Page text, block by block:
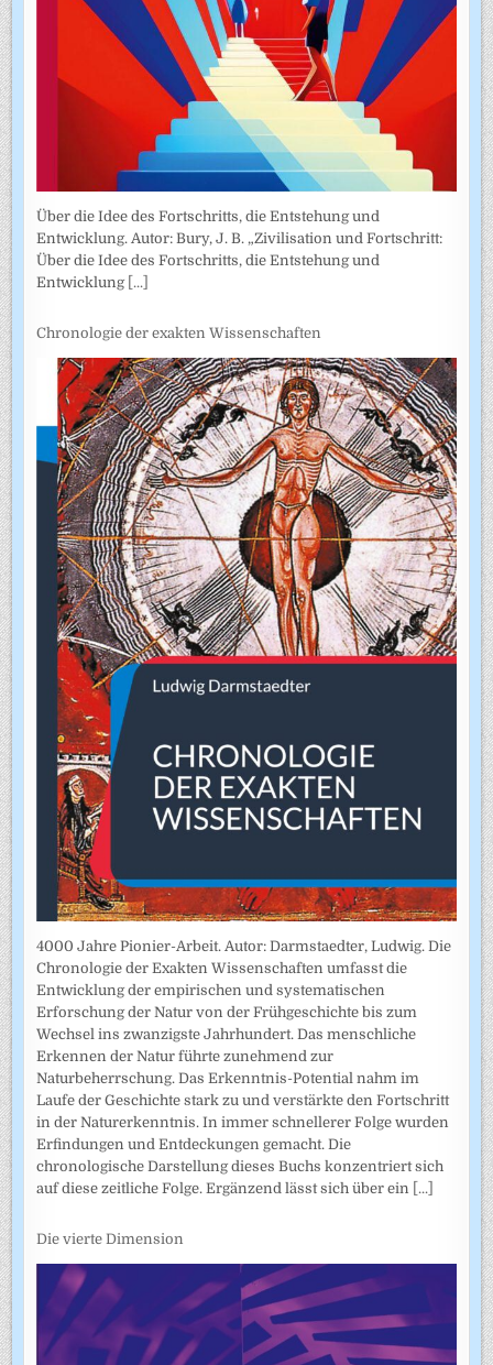
Über die Idee des Fortschritts, die Entstehung und
Entwicklung. Autor: Bury, J. B. „Zivilisation und Fortschritt:
Über die Idee des Fortschritts, die Entstehung und
Entwicklung [...]
Chronologie der exakten Wissenschaften
4000 Jahre Pionier-Arbeit. Autor: Darmstaedter, Ludwig. Die
Chronologie der Exakten Wissenschaften umfasst die
Entwicklung der empirischen und systematischen
Erforschung der Natur von der Frühgeschichte bis zum
Wechsel ins zwanzigste Jahrhundert. Das menschliche
Erkennen der Natur führte zunehmend zur
Naturbeherrschung. Das Erkenntnis-Potential nahm im
Laufe der Geschichte stark zu und verstärkte den Fortschritt
in der Naturerkenntnis. In immer schnellerer Folge wurden
Erfindungen und Entdeckungen gemacht. Die
chronologische Darstellung dieses Buchs konzentriert sich
auf diese zeitliche Folge. Ergänzend lässt sich über ein [...]
Die vierte Dimension